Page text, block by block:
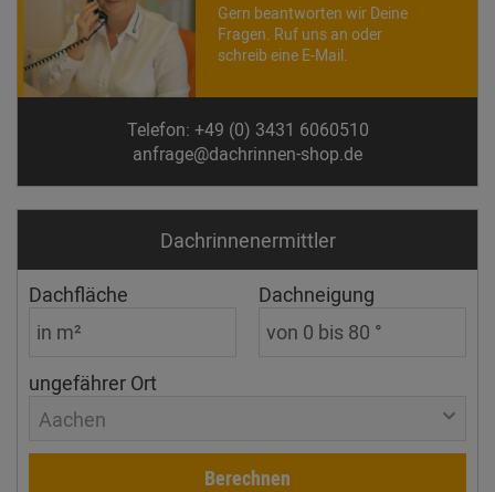
Gern beantworten wir Deine
Fragen. Ruf uns an oder
schreib eine E-Mail.
Telefon: +49 (0) 3431 6060510
anfrage@dachrinnen-shop.de
Dachrinnen­ermittler
Dachfläche Dachneigung
ungefährer Ort
Aachen
Berechnen